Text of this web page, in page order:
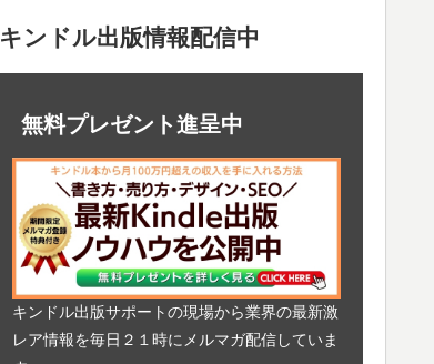
キンドル出版情報配信中
無料プレゼント進呈中
キンドル出版サポートの現場から業界の最新激
レア情報を毎日２１時にメルマガ配信していま